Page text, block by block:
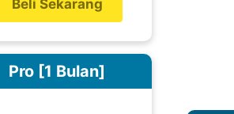
Beli Sekarang
Pro [1 Bulan]